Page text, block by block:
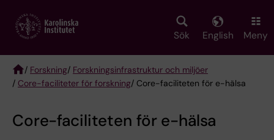
main
Sök English Meny
Breadcrumb
/ Forskning/ Forskningsinfrastruktur och miljöer
/ Core-faciliteter för forskning/ Core-faciliteten för e-hälsa
Core-faciliteten för e-hälsa